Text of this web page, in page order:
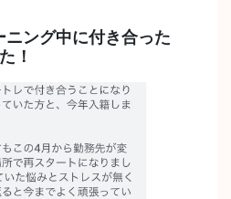
ニング中に付き合った
！